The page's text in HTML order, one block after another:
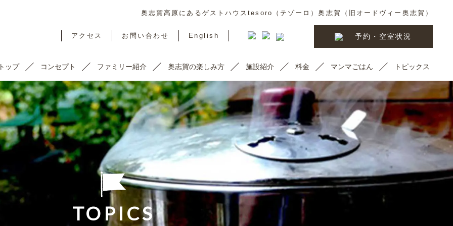
奥志賀高原にあるゲストハウスtesoro（テゾーロ）奥志賀（旧オードヴィー奥志賀）
アクセス お問い合わせ English 予約・空室状況
ップ コンセプト ファミリー紹介 奥志賀の楽しみ方 施設紹介 料金 マンマごはん トピックス
TOPICS